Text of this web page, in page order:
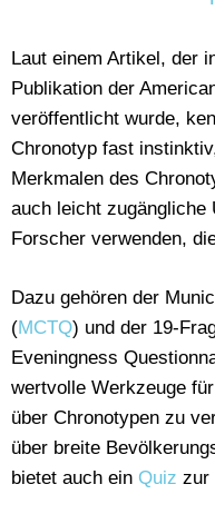
Laut einem Artikel, der
Publikation der
veröffentlicht wurde,
Chronotyp fast
Merkmalen des
auch leicht zugängliche
Forscher verwenden,
Dazu gehören der
(MCTQ) und der 19-
Eveningness
wertvolle Werkzeuge
über Chronotypen zu
über breite
bietet auch ein Quiz zur